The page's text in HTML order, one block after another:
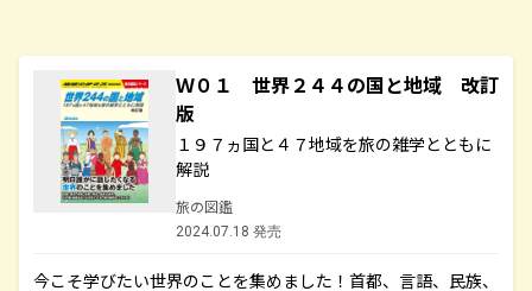
Ｗ０１ 世界２４４の国と地域 改訂
版
１９７ヵ国と４７地域を旅の雑学とともに
解説
旅の図鑑
2024.07.18 発売
今こそ学びたい世界のことを集めました！首都、言語、民族、